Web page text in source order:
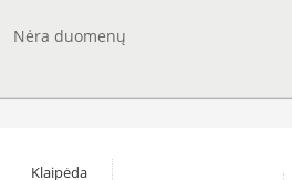
Nėra duomenų
Klaipėda